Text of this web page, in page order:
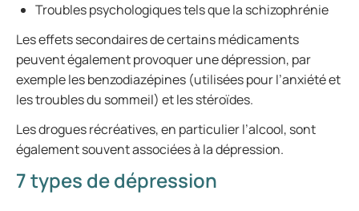
Troubles psychologiques tels que la schizophrénie
Les effets secondaires de certains médicaments
peuvent également provoquer une dépression, par
exemple les benzodiazépines (utilisées pour l’anxiété et
les troubles du sommeil) et les stéroïdes.
Les drogues récréatives, en particulier l’alcool, sont
également souvent associées à la dépression.
7 types de dépression